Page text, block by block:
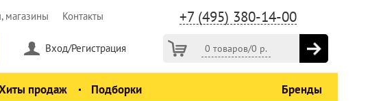
+7 (495) 380-14-00
магазины Контакты
0 товаров/0 р.
Вход/Регистрация
продаж Подборки Бренды